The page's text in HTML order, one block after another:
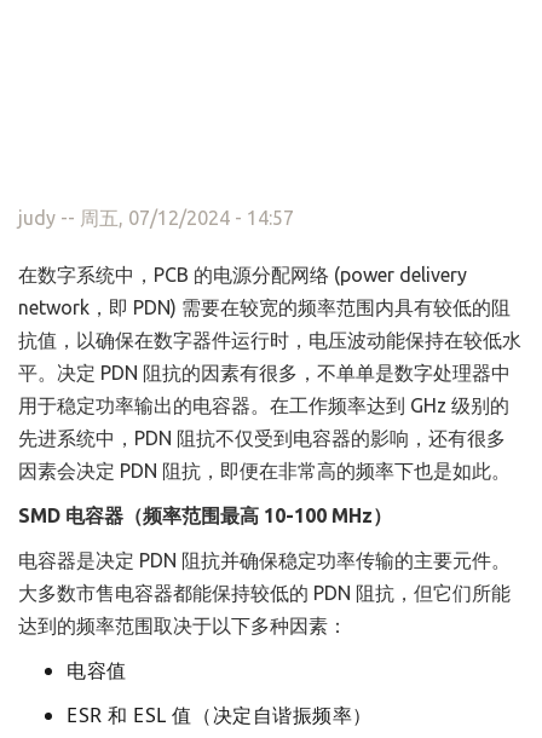
judy -- 周五, 07/12/2024 - 14:57
在数字系统中，PCB 的电源分配网络 (power delivery
network，即 PDN) 需要在较宽的频率范围内具有较低的阻
抗值，以确保在数字器件运行时，电压波动能保持在较低水
平。决定 PDN 阻抗的因素有很多，不单单是数字处理器中
用于稳定功率输出的电容器。在工作频率达到 GHz 级别的
先进系统中，PDN 阻抗不仅受到电容器的影响，还有很多
因素会决定 PDN 阻抗，即便在非常高的频率下也是如此。
SMD 电容器（频率范围最高 10-100 MHz）
电容器是决定 PDN 阻抗并确保稳定功率传输的主要元件。
大多数市售电容器都能保持较低的 PDN 阻抗，但它们所能
达到的频率范围取决于以下多种因素：
电容值
ESR 和 ESL 值（决定自谐振频率）